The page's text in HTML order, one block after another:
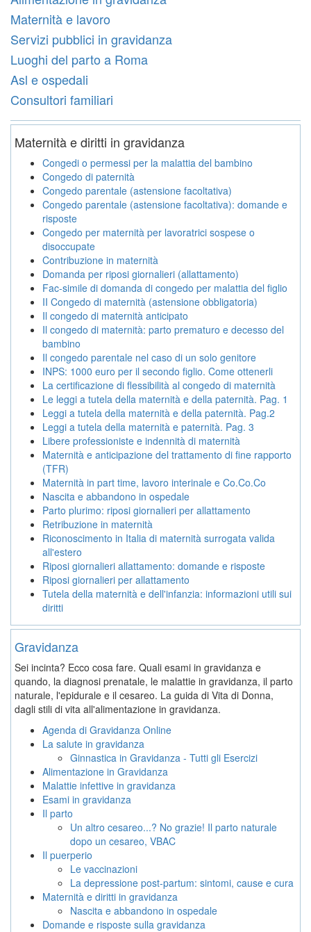
Maternità e lavoro
Servizi pubblici in gravidanza
Luoghi del parto a Roma
Asl e ospedali
Consultori familiari
Maternità e diritti in gravidanza
Congedi o permessi per la malattia del bambino
Congedo di paternità
Congedo parentale (astensione facoltativa)
Congedo parentale (astensione facoltativa): domande e
risposte
Congedo per maternità per lavoratrici sospese o
disoccupate
Contribuzione in maternità
Domanda per riposi giornalieri (allattamento)
Fac-simile di domanda di congedo per malattia del figlio
II Congedo di maternità (astensione obbligatoria)
Il congedo di maternità anticipato
Il congedo di maternità: parto prematuro e decesso del
bambino
Il congedo parentale nel caso di un solo genitore
INPS: 1000 euro per il secondo figlio. Come ottenerli
La certificazione di flessibilità al congedo di maternità
Le leggi a tutela della maternità e della paternità. Pag. 1
Leggi a tutela della maternità e della paternità. Pag.2
Leggi a tutela della maternità e paternità. Pag. 3
Libere professioniste e indennità di maternità
Maternità e anticipazione del trattamento di fine rapporto
(TFR)
Maternità in part time, lavoro interinale e Co.Co.Co
Nascita e abbandono in ospedale
Parto plurimo: riposi giornalieri per allattamento
Retribuzione in maternità
Riconoscimento in Italia di maternità surrogata valida
all'estero
Riposi giornalieri allattamento: domande e risposte
Riposi giornalieri per allattamento
Tutela della maternità e dell'infanzia: informazioni utili sui
diritti
Gravidanza
Sei incinta? Ecco cosa fare. Quali esami in gravidanza e
quando, la diagnosi prenatale, le malattie in gravidanza, il parto
naturale, l'epidurale e il cesareo. La guida di Vita di Donna,
dagli stili di vita all'alimentazione in gravidanza.
Agenda di Gravidanza Online
La salute in gravidanza
Ginnastica in Gravidanza - Tutti gli Esercizi
Alimentazione in Gravidanza
Malattie infettive in gravidanza
Esami in gravidanza
Il parto
Un altro cesareo...? No grazie! Il parto naturale
dopo un cesareo, VBAC
Il puerperio
Le vaccinazioni
La depressione post-partum: sintomi, cause e cura
Maternità e diritti in gravidanza
Nascita e abbandono in ospedale
Domande e risposte sulla gravidanza